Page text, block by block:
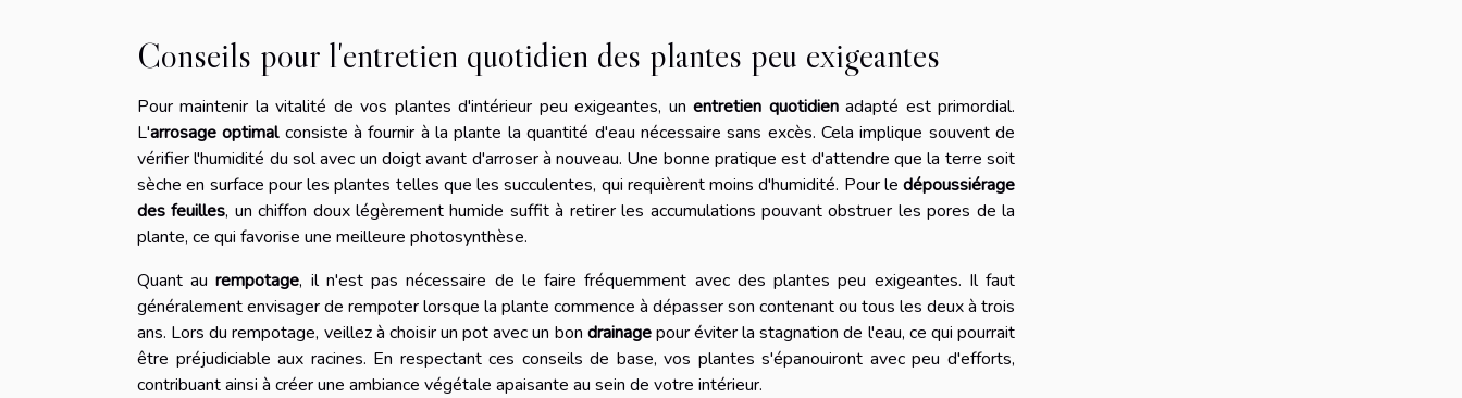
Conseils pour l'entretien quotidien des plantes peu exigeantes
Pour maintenir la vitalité de vos plantes d'intérieur peu exigeantes, unentretien quotidienadapté est primordial.
L'arrosage optimalconsiste à fournir à la plante la quantité d'eau nécessaire sans excès. Cela implique souvent de
vérifier l'humidité du sol avec un doigt avant d'arroser à nouveau. Une bonne pratique est d'attendre que la terre soit
sèche en surface pour les plantes telles que les succulentes, qui requièrent moins d'humidité. Pour le dépoussiérage
des feuilles, un chiffon doux légèrement humide suffit à retirer les accumulations pouvant obstruer les pores de la
plante, ce qui favorise une meilleure photosynthèse.
Quant aurempotage, il n'est pas nécessaire de le faire fréquemment avec des plantes peu exigeantes. Il faut
généralement envisager de rempoter lorsque la plante commence à dépasser son contenant ou tous les deux à trois
ans. Lors du rempotage, veillez à choisir un pot avec un bon drainagepour éviter la stagnation de l'eau, ce qui pourrait
être préjudiciable aux racines. En respectant ces conseils de base, vos plantes s'épanouiront avec peu d'efforts,
contribuant ainsi à créer une ambiance végétale apaisante au sein de votre intérieur.